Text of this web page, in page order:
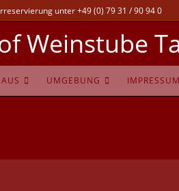
unter +49 (0) 79 31 / 90 94 0
Weinstube
UMGEBUNG IMPRESSUM